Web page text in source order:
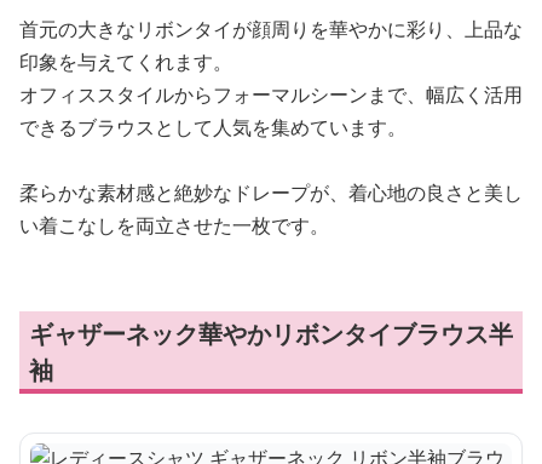
首元の大きなリボンタイが顔周りを華やかに彩り、上品な
印象を与えてくれます。
オフィススタイルからフォーマルシーンまで、幅広く活用
できるブラウスとして人気を集めています。
柔らかな素材感と絶妙なドレープが、着心地の良さと美し
い着こなしを両立させた一枚です。
ギャザーネック華やかリボンタイブラウス半
袖